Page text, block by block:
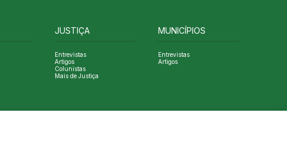
JUSTIÇA
Entrevistas
Artigos
Colunistas
Mais de Justiça
MUNICÍPIOS
Entrevistas
Artigos